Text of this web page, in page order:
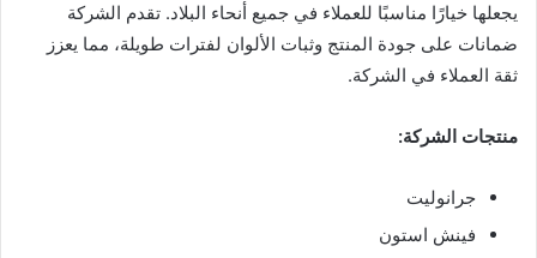
يجعلها خيارًا مناسبًا للعملاء في جميع أنحاء البلاد. تقدم الشركة
ضمانات على جودة المنتج وثبات الألوان لفترات طويلة، مما يعزز
ثقة العملاء في الشركة.
منتجات الشركة:
جرانوليت
فينش استون